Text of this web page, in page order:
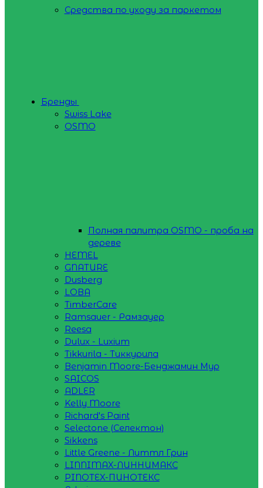
Средства по уходу за паркетом
Бренды
Swiss Lake
OSMO
Полная палитра OSMO - проба на
дереве
HEMEL
GNATURE
Dusberg
LOBA
TimberCare
Ramsauer - Рамзауер
Reesa
Dulux - Luxium
Tikkurila - Тиккурила
Benjamin Moore-Бенджамин Мур
SAICOS
ADLER
Kelly Moore
Richard's Paint
Selectone (Селектон)
Sikkens
Little Greene - Литтл Грин
LINNIMAX-ЛИННИМАКС
PINOTEX-ПИНОТЕКС